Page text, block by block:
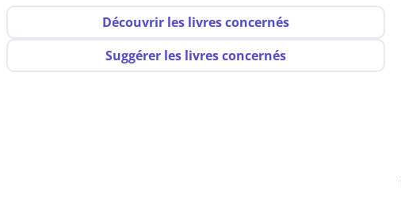
Découvrir les livres concernés
Suggérer les livres concernés